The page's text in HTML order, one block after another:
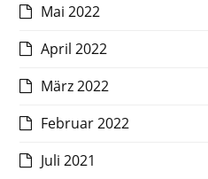
Mai 2022
April 2022
März 2022
Februar 2022
Juli 2021